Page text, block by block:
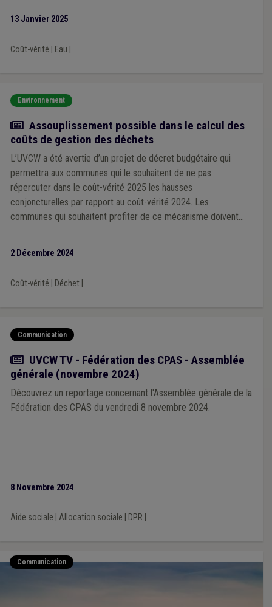
13 Janvier 2025
Coût-vérité Eau
Environnement
Actualité
Assouplissement possible dans le calcul des
coûts de gestion des déchets
L’UVCW a été avertie d’un projet de décret budgétaire qui
permettra aux communes qui le souhaitent de ne pas
répercuter dans le coût-vérité 2025 les hausses
conjoncturelles par rapport au coût-vérité 2024. Les
communes qui souhaitent profiter de ce mécanisme doivent
2 Décembre 2024
Coût-vérité Déchet|
Communication
Actualité
UVCW TV - Fédération des CPAS - Assemblée
générale (novembre 2024)
Découvrez un reportage concernant l'Assemblée générale de la
Fédération des CPAS du vendredi 8 novembre 2024.
8 Novembre 2024
Aide sociale Allocation sociale DPR
Communication